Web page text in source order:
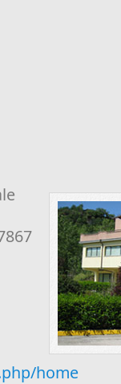
home